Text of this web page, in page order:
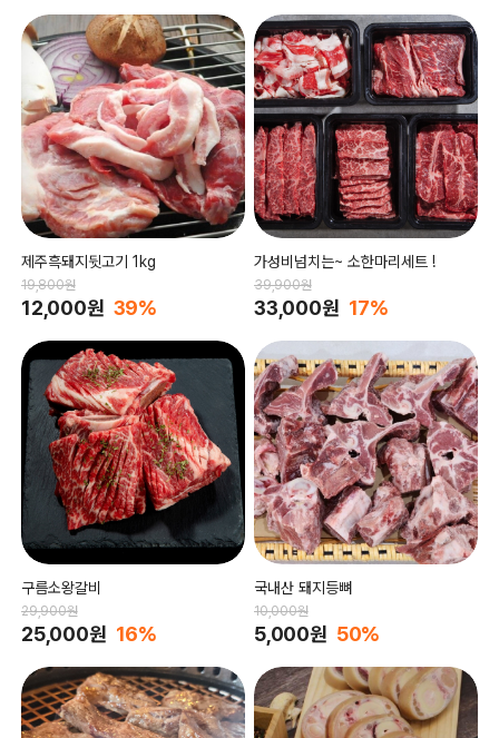
제주흑돼지뒷고기 1kg
19,800원
12,000원 39%
가성비넘치는~ 소한마리세트 !
39,900원
33,000원 17%
구름소왕갈비
29,900원
25,000원 16%
국내산 돼지등뼈
10,000원
5,000원 50%